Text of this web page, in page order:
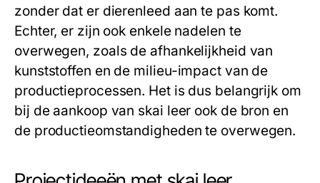
zonder dat er dierenleed aan te pas komt.
Echter, er zijn ook enkele nadelen te
overwegen, zoals de afhankelijkheid van
kunststoffen en de milieu-impact van de
productieprocessen. Het is dus belangrijk om
bij de aankoop van skai leer ook de bron en
de productieomstandigheden te overwegen.